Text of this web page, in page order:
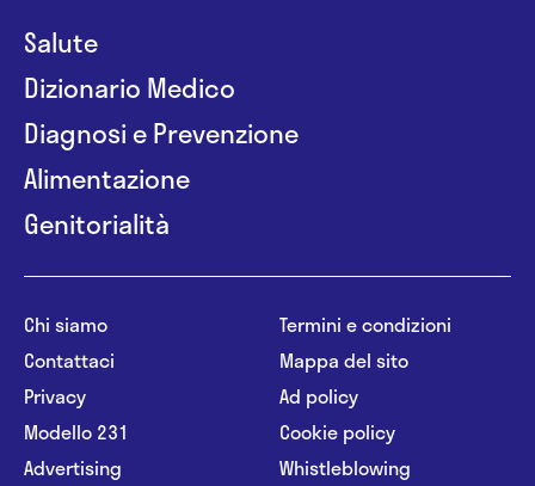
Salute
Dizionario Medico
Diagnosi e Prevenzione
Alimentazione
Genitorialità
Chi siamo
Contattaci
Privacy
Modello 231
Advertising
Termini e condizioni
Mappa del sito
Ad policy
Cookie policy
Whistleblowing